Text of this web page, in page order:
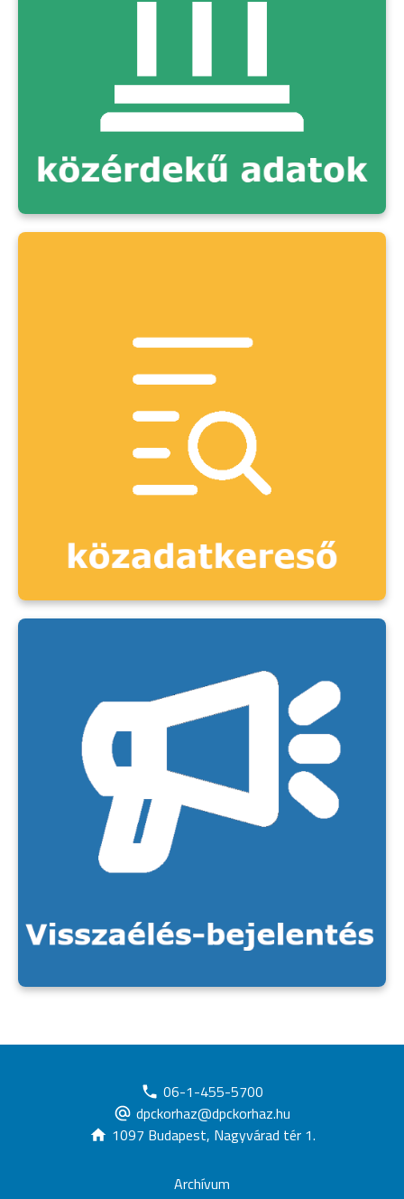
06-1-455-5700
dpckorhaz@dpckorhaz.hu
1097 Budapest, Nagyvárad tér 1.
Archívum